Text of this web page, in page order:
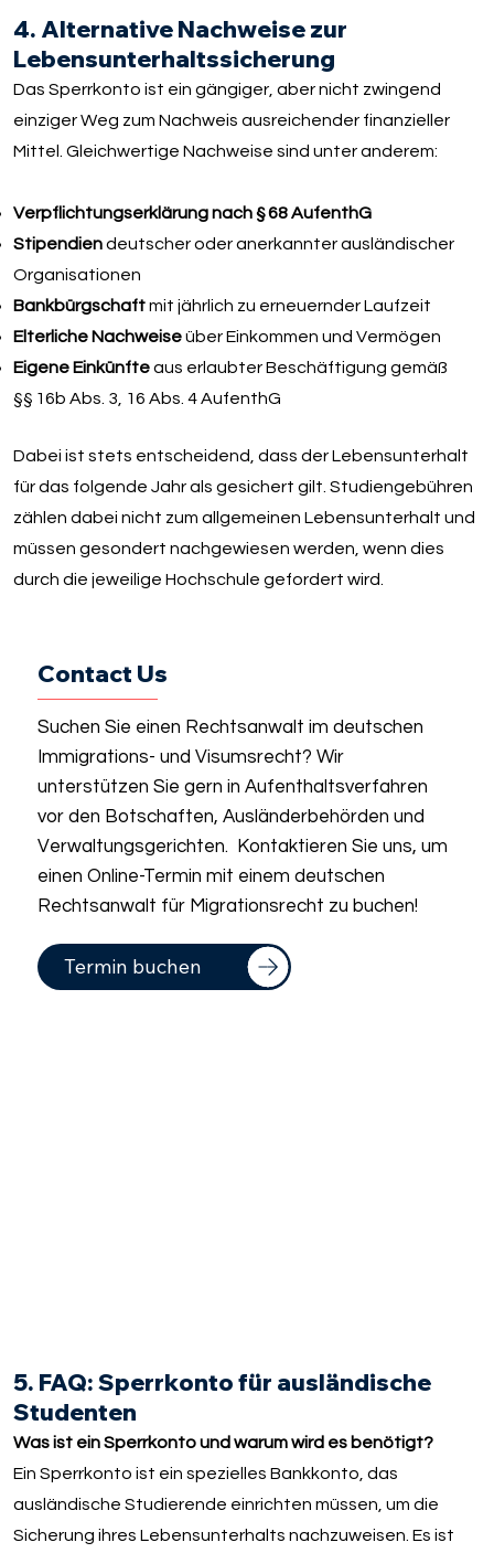
4. Alternative Nachweise zur
Lebensunterhaltssicherung
Das Sperrkonto ist ein gängiger, aber nicht zwingend
einziger Weg zum Nachweis ausreichender finanzieller
Mittel. Gleichwertige Nachweise sind unter anderem:
Verpflichtungserklärung nach § 68 AufenthG
Stipendiendeutscher oder anerkannter ausländischer
Organisationen
Bankbürgschaftmit jährlich zu erneuernder Laufzeit
Elterliche Nachweiseüber Einkommen und Vermögen
Eigene Einkünfteaus erlaubter Beschäftigung gemäß
§§ 16b Abs. 3, 16 Abs. 4 AufenthG
Dabei ist stets entscheidend, dass der Lebensunterhalt
für das folgende Jahr als gesichert gilt. Studiengebühren
zählen dabei nicht zum allgemeinen Lebensunterhalt und
müssen gesondert nachgewiesen werden, wenn dies
durch die jeweilige Hochschule gefordert wird.
Contact Us
Suchen Sie einen Rechtsanwalt im deutschen
Immigrations- und Visumsrecht? Wir
unterstützen Sie gern in Aufenthaltsverfahren
vor den Botschaften, Ausländerbehörden und
Verwaltungsgerichten. Kontaktieren Sie uns, um
einen Online-Termin mit einem deutschen
Rechtsanwalt für Migrationsrecht zu buchen!
Termin buchen
5. FAQ: Sperrkonto für ausländische
Studenten
Was ist ein Sperrkonto und warum wird es benötigt?
Ein Sperrkonto ist ein spezielles Bankkonto, das
ausländische Studierende einrichten müssen, um die
Sicherung ihres Lebensunterhalts nachzuweisen. Es ist